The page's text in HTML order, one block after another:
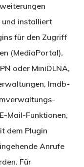
und installiert
für den Zugriff
(MediaPortal),
oder MiniDLNA,
Imdb-
Mail-Funktionen,
dem Plugin
Anrufe
Für